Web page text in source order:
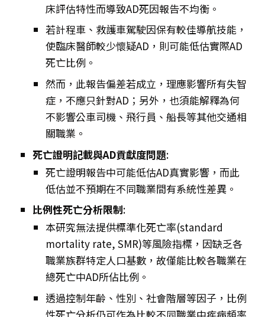
床評估特性而導致AD死因報告不均衡。
若計程車、救護車駕駛因保有較佳導航技能，
使臨床醫師較少懷疑AD，則可能低估實際AD
死亡比例。
然而，此報告偏差若成立，理應影響所有失智
症，不應只針對AD；另外，也須能解釋為何
不影響公車司機、飛行員、船長等其他交通相
關職業。
死亡證明記載與AD貢獻度問題:
死亡證明報告中可能低估AD真實影響，而此
低估並不預期在不同職業間有系統性差異。
比例性死亡分析限制:
本研究無法提供標準化死亡率(standard
mortality rate, SMR)等風險指標，因缺乏各
職業族群特定人口基數，故僅能比較各職業在
總死亡中AD所佔比例。
透過控制年齡、性別、社會階層等因子，比例